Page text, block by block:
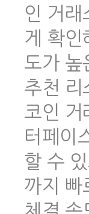
인 거래
게 확인
도가 높
추천 리
코인 거
터페이
할 수
까지 빠